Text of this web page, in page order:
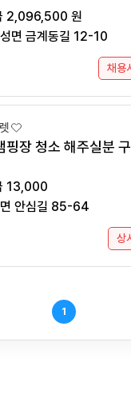
임금조건 : 월급 2,096,500 원
면 금계동길 12-10
채용
핑장 청소 해주실분
임금조건 : 시급 13,000
면 안심길 85-64
상
1